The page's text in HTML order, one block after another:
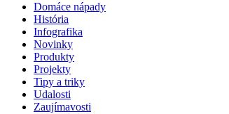
Domáce nápady
História
Infografika
Novinky
Produkty
Projekty
Tipy a triky
Udalosti
Zaujímavosti